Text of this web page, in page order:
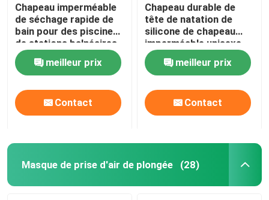
Chapeau imperméable
de séchage rapide de
bain pour des piscines
de stations balnéaires
meilleur prix
Contact
Chapeau durable de
tête de natation de
silicone de chapeau
imperméable unisexe
de bain
meilleur prix
Contact
Masque de prise d'air de plongée (28)